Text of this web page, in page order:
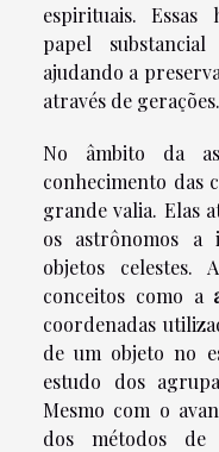
espirituais. Essas
papel
ajudando a
através de gerações.
No âmbito da
conhecimento das
grande valia. Elas
os astrônomos a
objetos celestes.
conceitos como a
coordenadas
de um objeto no
estudo dos
Mesmo com o
dos métodos de